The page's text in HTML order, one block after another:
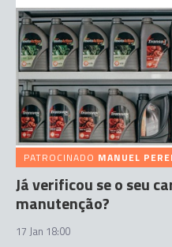
PATROCINADO MANUEL
Já verificou se o seu
manutenção?
17 Jan 18:00